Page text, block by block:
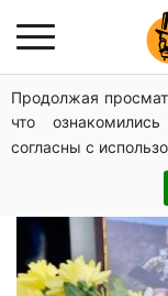
Продолжая
что
согласны с
Траур